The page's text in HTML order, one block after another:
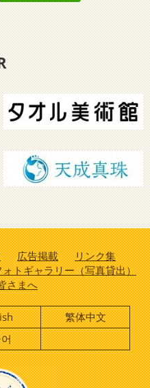
広告掲載
リンク集
ォトギャラリー（写真貸出）
さまへ
繁体中文